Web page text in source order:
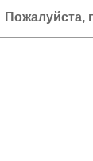
Пожалуйста,